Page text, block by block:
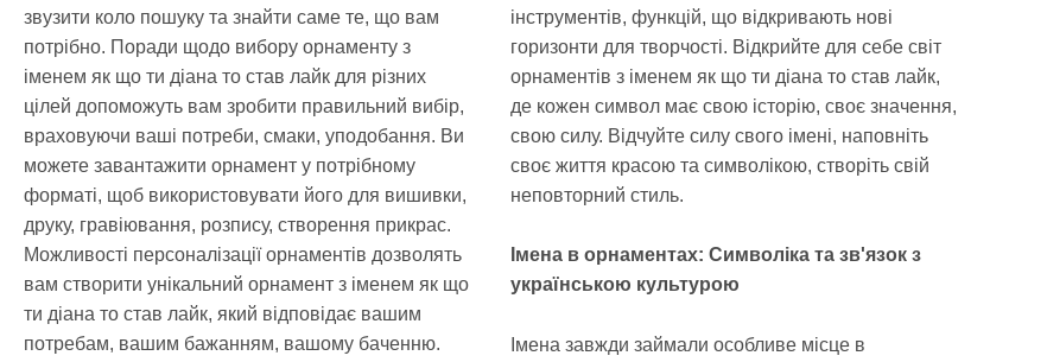
звузити коло пошуку та знайти саме те, що вам
потрібно. Поради щодо вибору орнаменту з
іменем як що ти діана то став лайк для різних
цілей допоможуть вам зробити правильний вибір,
враховуючи ваші потреби, смаки, уподобання. Ви
можете завантажити орнамент у потрібному
форматі, щоб використовувати його для вишивки,
друку, гравіювання, розпису, створення прикрас.
Можливості персоналізації орнаментів дозволять
вам створити унікальний орнамент з іменем як що
ти діана то став лайк, який відповідає вашим
потребам, вашим бажанням, вашому баченню.
інструментів, функцій, що відкривають нові
горизонти для творчості. Відкрийте для себе світ
орнаментів з іменем як що ти діана то став лайк,
де кожен символ має свою історію, своє значення,
свою силу. Відчуйте силу свого імені, наповніть
своє життя красою та символікою, створіть свій
неповторний стиль.
Імена в орнаментах: Символіка та зв'язок з
українською культурою
Імена завжди займали особливе місце в